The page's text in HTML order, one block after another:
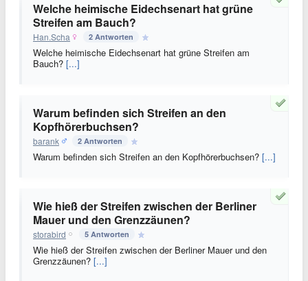
Welche heimische Eidechsenart hat grüne
Streifen am Bauch?
Han.Scha 2 Antworten
Welche heimische Eidechsenart hat grüne Streifen am
Bauch? [...]
Warum befinden sich Streifen an den
Kopfhörerbuchsen?
barank 2 Antworten
Warum befinden sich Streifen an den Kopfhörerbuchsen? [...]
Wie hieß der Streifen zwischen der Berliner
Mauer und den Grenzzäunen?
storabird 5 Antworten
Wie hieß der Streifen zwischen der Berliner Mauer und den
Grenzzäunen? [...]